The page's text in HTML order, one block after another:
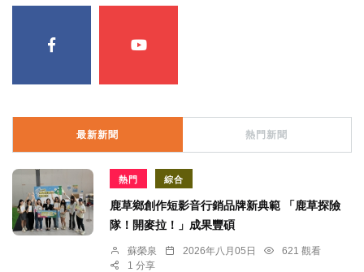
最新新聞 熱門新聞
熱門 綜合
鹿草鄉創作短影音行銷品牌新典範 「鹿草探險
隊！開麥拉！」成果豐碩
蘇榮泉 2026年八月05日
621 觀看
1 分享